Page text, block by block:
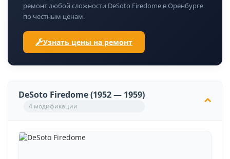
ремонт любой сложности DeSoto Firedome в Оренбурге
по честным ценам.
Узнать цены на ремонт
DeSoto Firedome (1952 — 1959)
4 модификации